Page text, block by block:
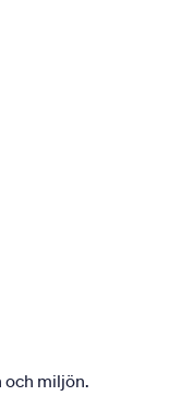
och miljön.